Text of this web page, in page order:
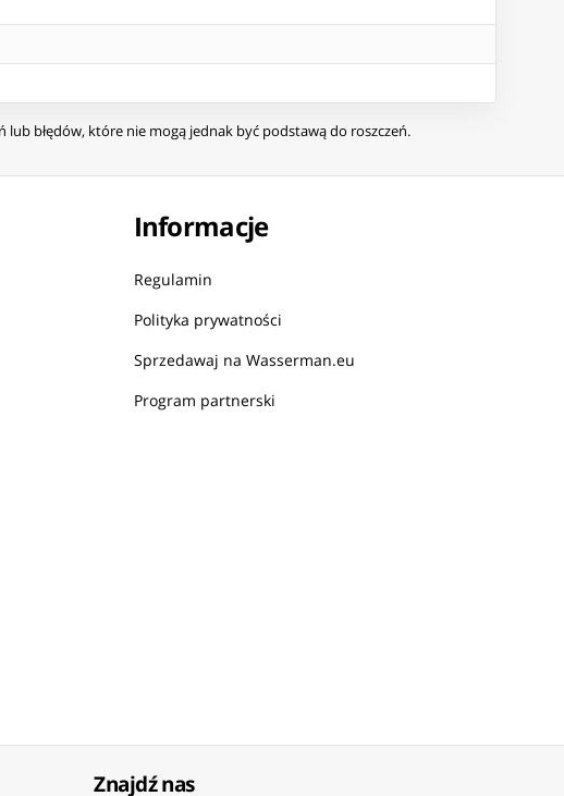
błędów, które nie mogą jednak być podstawą do roszczeń.
Informacje
Regulamin
Polityka prywatności
Sprzedawaj na Wasserman.eu
Program partnerski
Znajdź nas